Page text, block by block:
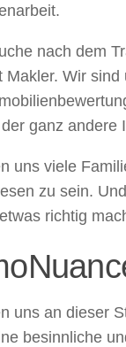
nach dem
Makler. Wir
ganz andere
uns viele
zu sein.
richtig
uns an dieser
besinnliche